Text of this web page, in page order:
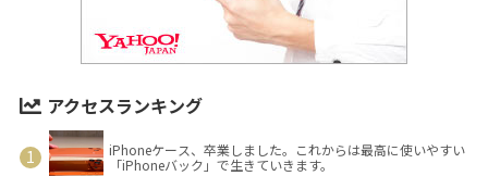
アクセスランキング
iPhoneケース、卒業しました。これからは最高に使いやすい
「iPhoneバック」で生きていきます。